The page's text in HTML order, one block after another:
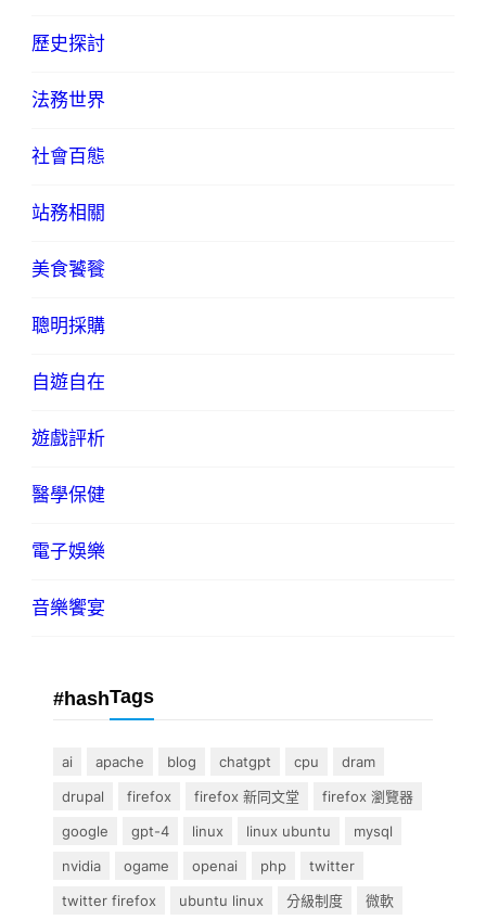
歷史探討
法務世界
社會百態
站務相關
美食饕餮
聰明採購
自遊自在
遊戲評析
醫學保健
電子娛樂
音樂饗宴
#hashTags
ai apache blog chatgpt cpu
dram
drupal
firefox firefox 新同文堂
firefox 瀏覽器
google
gpt-4 linux linux ubuntu
mysql
nvidia
ogame openai php
twitter
twitter firefox
ubuntu linux 分級制度
微軟